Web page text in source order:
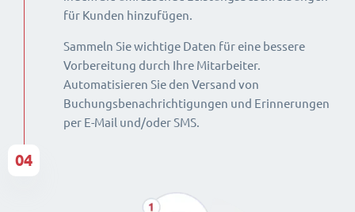
für Kunden hinzufügen.
Sammeln Sie wichtige Daten für eine bessere
Vorbereitung durch Ihre Mitarbeiter.
Automatisieren Sie den Versand von
Buchungsbenachrichtigungen und Erinnerungen
per E-Mail und/oder SMS.
04